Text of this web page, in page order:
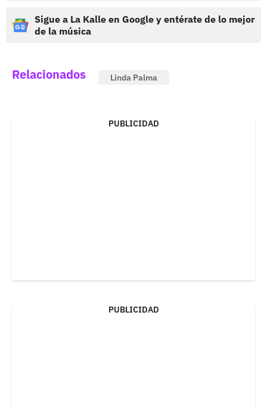
Sigue a La Kalle en Google y entérate de lo mejor
de la música
Relacionados Linda Palma
PUBLICIDAD
PUBLICIDAD